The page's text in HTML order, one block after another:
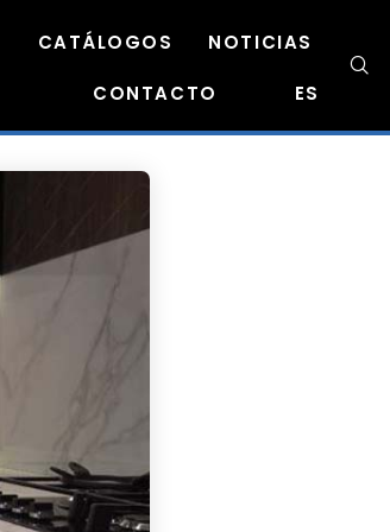
CATÁLOGOS NOTICIAS
CONTACTO ES